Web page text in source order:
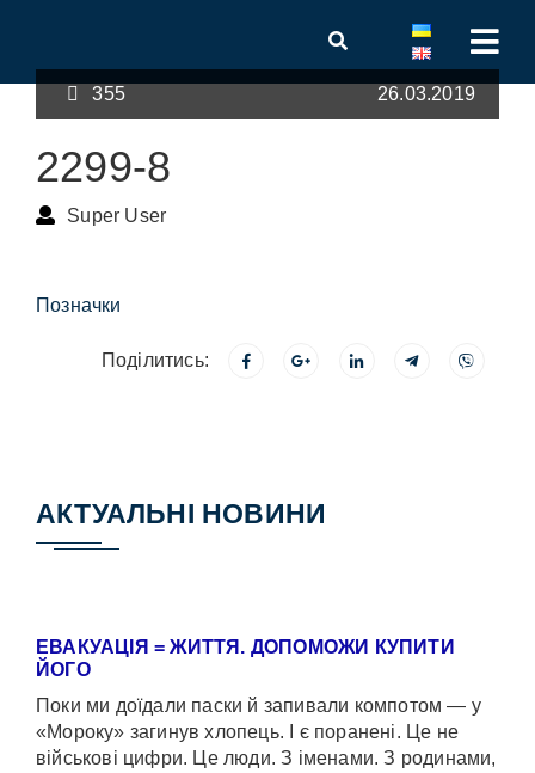
355 26.03.2019
2299-8
Super User
Позначки
Поділитись:
АКТУАЛЬНІ НОВИНИ
ЕВАКУАЦІЯ = ЖИТТЯ. ДОПОМОЖИ КУПИТИ
ЙОГО
Поки ми доїдали паски й запивали компотом — у
«Мороку» загинув хлопець. І є поранені. Це не
військові цифри. Це люди. З іменами. З родинами,